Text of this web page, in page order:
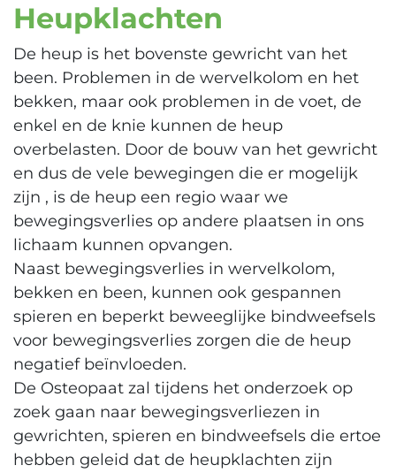
Heupklachten
De heup is het bovenste gewricht van het
been. Problemen in de wervelkolom en het
bekken, maar ook problemen in de voet, de
enkel en de knie kunnen de heup
overbelasten. Door de bouw van het gewricht
en dus de vele bewegingen die er mogelijk
zijn , is de heup een regio waar we
bewegingsverlies op andere plaatsen in ons
lichaam kunnen opvangen.
Naast bewegingsverlies in wervelkolom,
bekken en been, kunnen ook gespannen
spieren en beperkt beweeglijke bindweefsels
voor bewegingsverlies zorgen die de heup
negatief beïnvloeden.
De Osteopaat zal tijdens het onderzoek op
zoek gaan naar bewegingsverliezen in
gewrichten, spieren en bindweefsels die ertoe
hebben geleid dat de heupklachten zijn